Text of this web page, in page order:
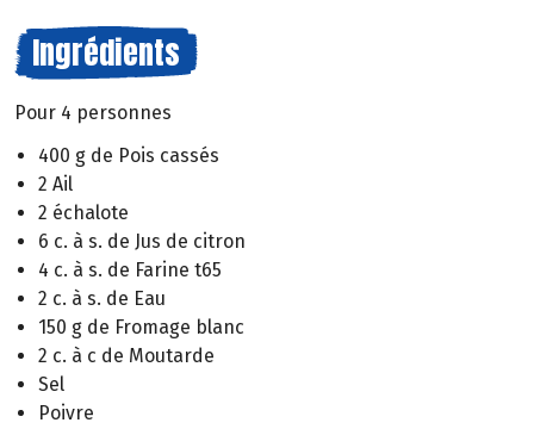
Ingrédients
Pour 4 personnes
400 g de Pois cassés
2 Ail
2 échalote
6 c. à s. de Jus de citron
4 c. à s. de Farine t65
2 c. à s. de Eau
150 g de Fromage blanc
2 c. à c de Moutarde
Sel
Poivre